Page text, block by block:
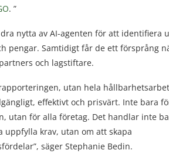
. ”
nytta av AI-agenten för att identifiera
pengar. Samtidigt får de ett försprång
och lagstiftare.
utan hela
effektivt och prisvärt. Inte bara
utan för alla företag. Det handlar inte
uppfylla krav, utan om att skapa
säger Stephanie Bedin.